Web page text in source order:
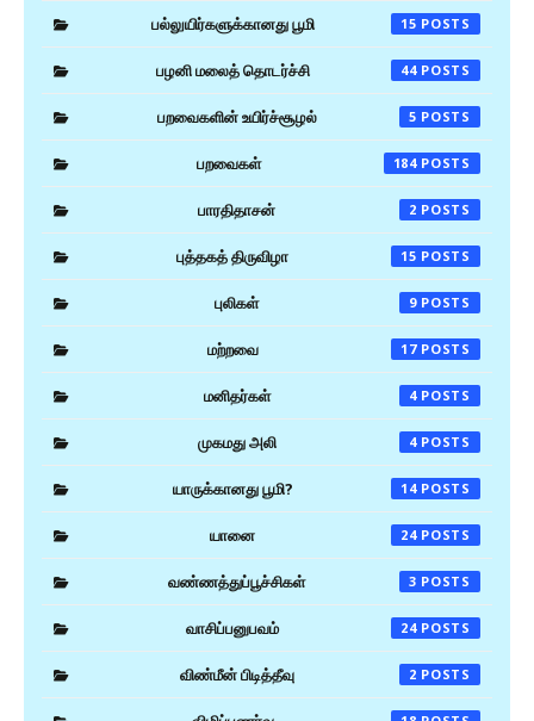
பல்லுயிர்களுக்கானது பூமி 15
பழனி மலைத் தொடர்ச்சி 44
பறவைகளின் உயிர்ச்சூழல் 5
பறவைகள் 184
பாரதிதாசன் 2
புத்தகத் திருவிழா 15
புலிகள் 9
மற்றவை 17
மனிதர்கள் 4
முகமது அலி 4
யாருக்கானது பூமி? 14
யானை 24
வண்ணத்துப்பூச்சிகள் 3
வாசிப்பனுபவம் 24
விண்மீன் பிடித்தீவு 2